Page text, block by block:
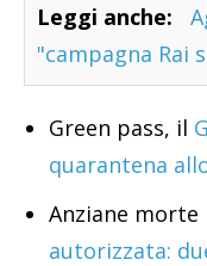
Leggi anche:
"campagna Rai
Green pass, il
quarantena
Anziane morte
autorizzata: